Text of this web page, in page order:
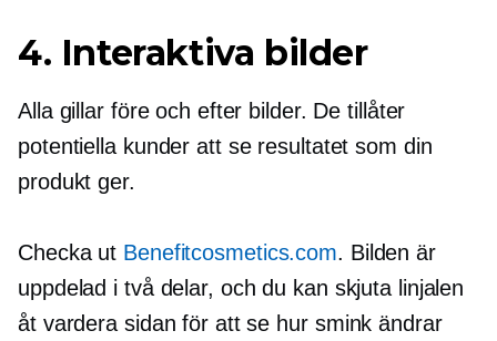
4. Interaktiva bilder
Alla gillar före och efter bilder. De tillåter
potentiella kunder att se resultatet som din
produkt ger.
Checka ut Benefitcosmetics.com. Bilden är
uppdelad i två delar, och du kan skjuta linjalen
åt vardera sidan för att se hur smink ändrar